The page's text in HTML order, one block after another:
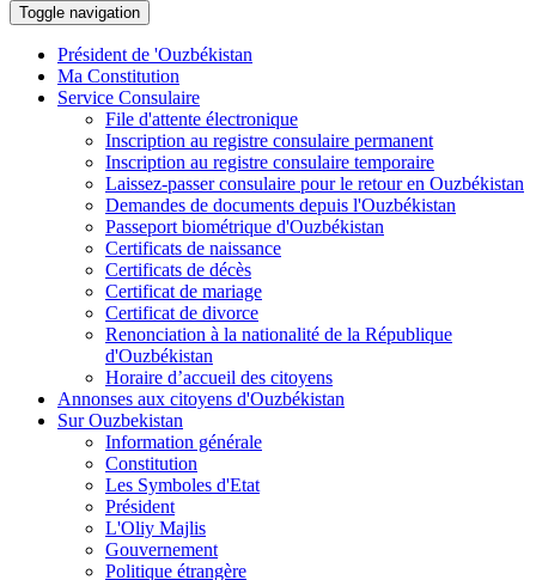
Toggle navigation
Président de 'Ouzbékistan
Ma Constitution
Service Consulaire
File d'attente électronique
Inscription au registre consulaire permanent
Inscription au registre consulaire temporaire
Laissez-passer consulaire pour le retour en Ouzbékistan
Demandes de documents depuis l'Ouzbékistan
Passeport biométrique d'Ouzbékistan
Certificats de naissance
Certificats de décès
Certificat de mariage
Certificat de divorce
Renonciation à la nationalité de la République
d'Ouzbékistan
Horaire d’accueil des citoyens
Annonses aux citoyens d'Ouzbékistan
Sur Ouzbekistan
Information générale
Constitution
Les Symboles d'Etat
Président
L'Oliy Majlis
Gouvernement
Politique étrangère